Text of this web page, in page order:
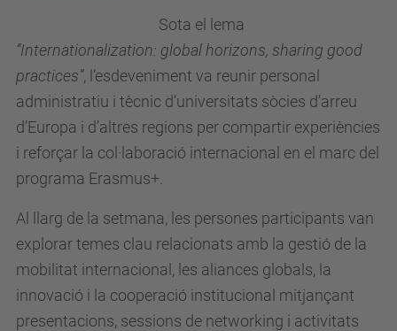
Sota el lema
“Internationalization: global horizons, sharing good
practices”, l’esdeveniment va reunir personal
administratiu i tècnic d’universitats sòcies d’arreu
d’Europa i d’altres regions per compartir experiències
i reforçar la col·laboració internacional en el marc del
programa Erasmus+.
Al llarg de la setmana, les persones participants van
explorar temes clau relacionats amb la gestió de la
mobilitat internacional, les aliances globals, la
innovació i la cooperació institucional mitjançant
presentacions, sessions de networking i activitats